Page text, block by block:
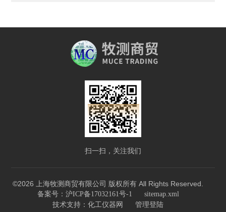
扫一扫，关注我们
©2026 上海牧测商贸有限公司 版权所有 All Rights Reserved.
备案号：沪ICP备17032161号-1 sitemap.xml
技术支持： 化工仪器网 管理登陆